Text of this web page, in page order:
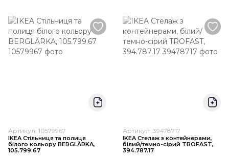
Артикул: 10579967
IKEA Стільниця та полиця
білого кольору BERGLÄRKA,
105.799.67
Артикул: 39478717
IKEA Стелаж з контейнерами,
білий/темно-сірий TROFAST,
394.787.17